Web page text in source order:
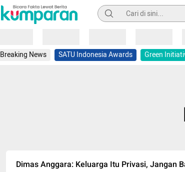
Pencarian
Breaking News SATU Indonesia Awards Green
Dimas Anggara: Keluarga Itu Privasi, Jangan